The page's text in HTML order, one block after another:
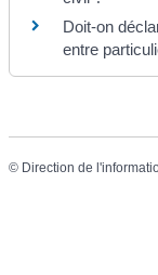
Doit-on
entre
© Direction de